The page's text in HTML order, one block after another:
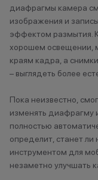
Ханты-
Челябинск
Чистополь
диафрагмы камера
изображения и
эффектом размытия.
хорошем освещении,
краям кадра, а
– выглядеть более
Пока неизвестно,
изменять диафрагму
полностью
определит, станет
инструментом для
незаметно улучшать